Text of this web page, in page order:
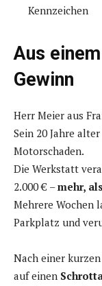
Kennzeichen
Aus
Gewinn
Herr Meier aus
Sein 20 Jahre
Motorschaden.
Die Werkstatt
2.000 € –mehr,
Mehrere Wochen
Parkplatz und
Nach einer
auf einen